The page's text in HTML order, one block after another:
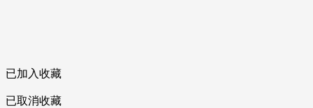
已加入收藏
已取消收藏